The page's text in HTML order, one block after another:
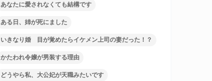
あなたに愛されなくても結構です
ある日、姉が死にました
いきなり婚 目が覚めたらイケメン上司の妻だった！？
かたわれ令嬢が男装する理由
どうやら私、大公妃が天職みたいです